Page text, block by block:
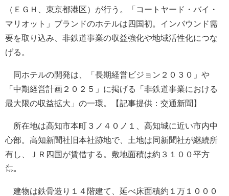
（ＥＧＨ、東京都港区）が行う。「コートヤード・バイ・
マリオット」ブランドのホテルは四国初。インバウンド需
要を取り込み、非鉄道事業の収益強化や地域活性化につな
げる。
同ホテルの開発は、「長期経営ビジョン２０３０」や
「中期経営計画２０２５」に掲げる「非鉄道事業における
最大限の収益拡大」の一環。【記事提供：交通新聞】
所在地は高知市本町３ノ４０ノ１、高知城に近い市内中
心部。高知新聞社旧本社跡地で、土地は同新聞社が継続所
有し、ＪＲ四国が賃借する。敷地面積は約３１００平方
㍍。
建物は鉄骨造り１４階建て、延べ床面積約１万１０００